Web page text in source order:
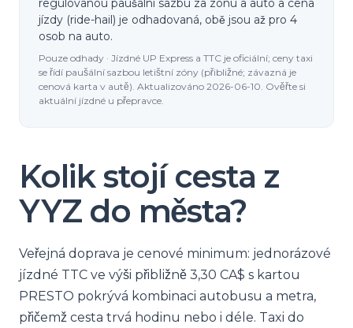
regulovanou paušální sazbu za zónu a auto a cena
jízdy (ride-hail) je odhadovaná, obě jsou až pro 4
osob na auto.
Pouze odhady · Jízdné UP Express a TTC je oficiální; ceny taxi
se řídí paušální sazbou letištní zóny (přibližné; závazná je
cenová karta v autě). Aktualizováno 2026-06-10. Ověřte si
aktuální jízdné u přepravce.
Kolik stojí cesta z
YYZ do města?
Veřejná doprava je cenové minimum: jednorázové
jízdné TTC ve výši přibližně 3,30 CA$ s kartou
PRESTO pokrývá kombinaci autobusu a metra,
přičemž cesta trvá hodinu nebo i déle. Taxi do